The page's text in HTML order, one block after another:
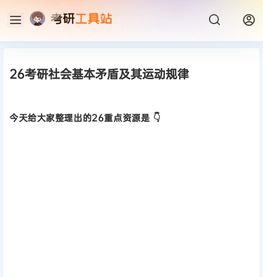
26考研社会基本矛盾及其运动规律
今天给大家整理出的26重点资源是 👇